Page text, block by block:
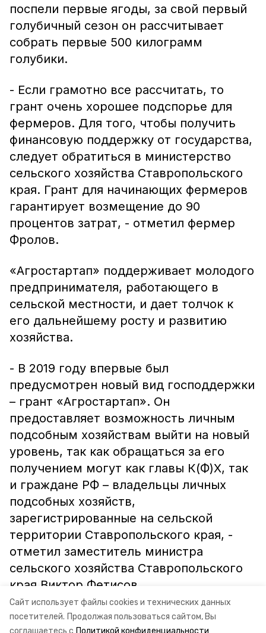
Сайт использует файлы cookies и технических данных
посетителей. Продолжая пользоваться сайтом, Вы
соглашаетесь с Политикой конфиденциальности
поспели первые ягоды, за свой первый
голубичный сезон он рассчитывает
собрать первые 500 килограмм
голубики.
- Если грамотно все рассчитать, то
грант очень хорошее подспорье для
фермеров. Для того, чтобы получить
финансовую поддержку от государства,
следует обратиться в министерство
сельского хозяйства Ставропольского
края. Грант для начинающих фермеров
гарантирует возмещение до 90
процентов затрат, - отметил фермер
Фролов.
«Агростартап» поддерживает молодого
предпринимателя, работающего в
сельской местности, и дает толчок к
его дальнейшему росту и развитию
хозяйства.
- В 2019 году впервые был
предусмотрен новый вид господдержки
– грант «Агростартап». Он
предоставляет возможность личным
подсобным хозяйствам выйти на новый
уровень, так как обращаться за его
получением могут как главы К(Ф)Х, так
и граждане РФ – владельцы личных
подсобных хозяйств,
зарегистрированные на сельской
территории Ставропольского края, -
отметил заместитель министра
сельского хозяйства Ставропольского
края Виктор Фетисов.
Информация: минсельхоз СК